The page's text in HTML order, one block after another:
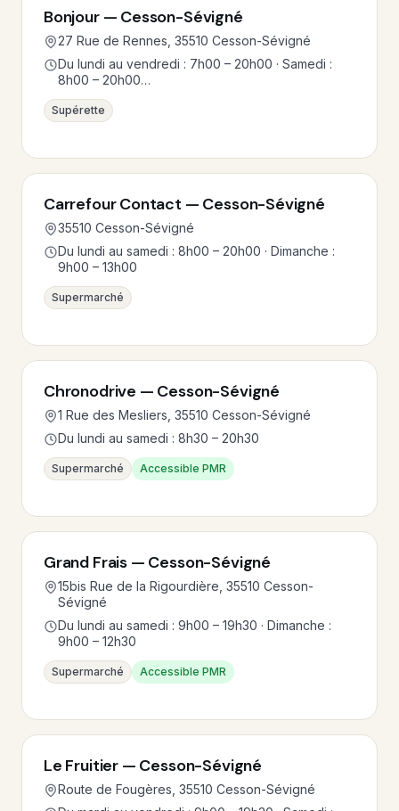
Bonjour — Cesson-Sévigné
27 Rue de Rennes, 35510 Cesson-Sévigné
Du lundi au vendredi : 7h00 – 20h00 · Samedi :
8h00 – 20h00…
Supérette
Carrefour Contact — Cesson-Sévigné
35510 Cesson-Sévigné
Du lundi au samedi : 8h00 – 20h00 · Dimanche :
9h00 – 13h00
Supermarché
Chronodrive — Cesson-Sévigné
1 Rue des Mesliers, 35510 Cesson-Sévigné
Du lundi au samedi : 8h30 – 20h30
Supermarché Accessible PMR
Grand Frais — Cesson-Sévigné
15bis Rue de la Rigourdière, 35510 Cesson-
Sévigné
Du lundi au samedi : 9h00 – 19h30 · Dimanche :
9h00 – 12h30
Supermarché Accessible PMR
Le Fruitier — Cesson-Sévigné
Route de Fougères, 35510 Cesson-Sévigné